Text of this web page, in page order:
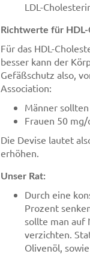
LDL-
Richtwerte für
Für das HDL-
besser kann der
Gefäßschutz also,
Association:
Männer
Frauen 50 mg/
Die Devise lautet
erhöhen.
Unser Rat:
Durch eine
Prozent
sollte man auf
verzichten.
Olivenöl,